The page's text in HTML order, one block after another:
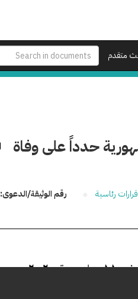
متقدم
حدداً على وفاة
قرارات رئاسية رقم الوثيقة/الدعوى: